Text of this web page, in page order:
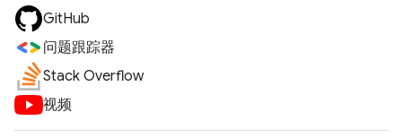
GitHub
问题跟踪器
Stack Overflow
视频